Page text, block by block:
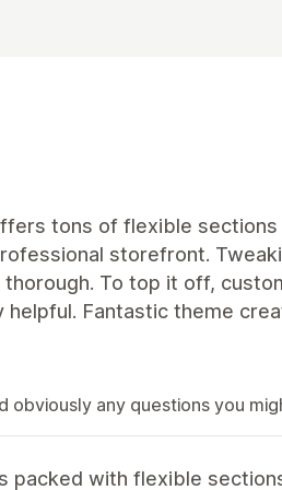
tons of flexible
storefront.
To top it off,
Fantastic theme
obviously any questions you
packed with flexible